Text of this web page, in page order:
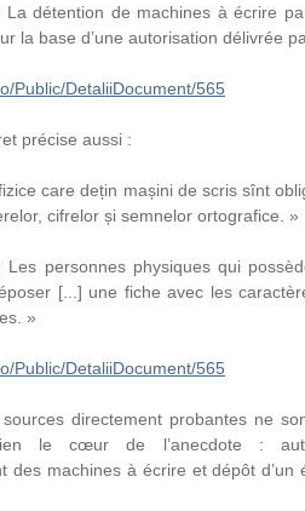
détention de machines à écrire
la base d’une autorisation délivrée
Public/DetaliiDocument/565
précise aussi :
care dețin mașini de scris sînt
cifrelor și semnelor ortografice. »
Les personnes physiques qui
[...] une fiche avec les
»
Public/DetaliiDocument/565
directement probantes ne
le cœur de l’anecdote :
des machines à écrire et dépôt